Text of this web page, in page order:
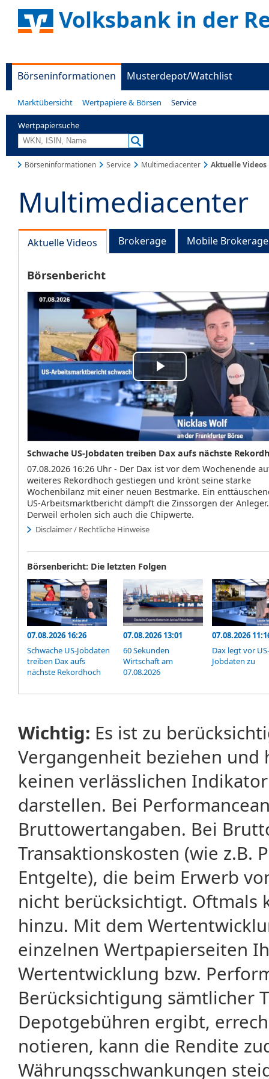
Volksbank in der
Börseninformationen Musterdepot/Watchlist
Marktübersicht Wertpapiere & Börsen Service
Wertpapiersuche
Börseninformationen Service Multimediacenter Aktuelle Videos
Multimediacenter
Aktuelle Videos Brokerage Mobile Brokerage
Börsenbericht
Play
Video
Schwache US-Jobdaten treiben Dax aufs nächste
07.08.2026 16:26 Uhr - Der Dax ist vor dem Wochenende
weiteres Rekordhoch gestiegen und krönt seine starke
Wochenbilanz mit einer neuen Bestmarke. Ein
US-Arbeitsmarktbericht dämpft die Zinssorgen der Anleger.
Derweil erholen sich auch die Chipwerte.
Disclaimer / Rechtliche Hinweise
Börsenbericht: Die letzten Folgen
07.08.2026 16:26
Schwache US-Jobdaten
treiben Dax aufs
nächste Rekordhoch
07.08.2026 13:01
60 Sekunden
Wirtschaft am
07.08.2026
07.08.2026
Dax legt vor US-
Jobdaten zu
Wichtig: Es ist zu
Vergangenheit beziehen
keinen verlässlichen
darstellen. Bei
Bruttowertangaben. Bei
Transaktionskosten (wie z.B.
Entgelte), die beim Erwerb
nicht berücksichtigt. Oftmals
hinzu. Mit dem
einzelnen Wertpapierseiten
Wertentwicklung bzw.
Berücksichtigung sämtlicher
Depotgebühren ergibt,
notieren, kann die Rendite
Währungsschwankungen